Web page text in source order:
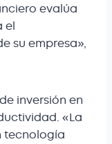
evalúa
el
su empresa»,
inversión en
«La
tecnología